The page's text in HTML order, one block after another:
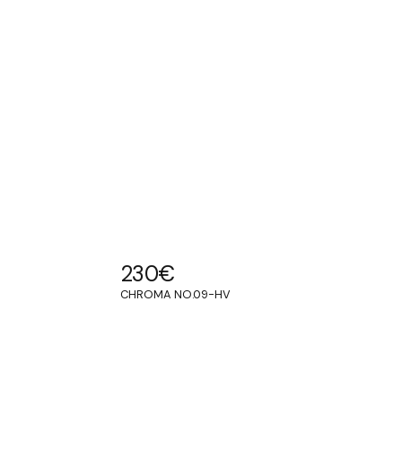
230€
CHROMA NO.09-HV